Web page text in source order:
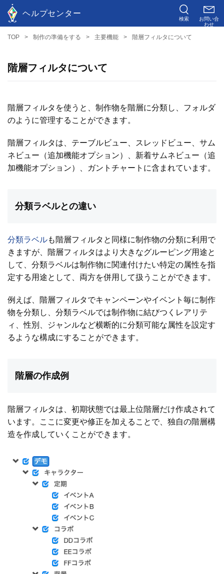
ヘルプセンター
検索
お問い合
わせ
TOP 制作の準備をする 主要機能 階層フィルタについて
階層フィルタについて
階層フィルタを使うと、制作物を階層に分類し、フォルダ
のように管理することができます。
階層フィルタは、テーブルビュー、スレッドビュー、サム
ネビュー（追加機能オプション）、新着サムネビュー（追
加機能オプション）、ガントチャートに含まれています。
分類ラベルとの違い
分類ラベルも階層フィルタと同様に制作物の分類に利用で
きますが、階層フィルタはより大きなグルーピング用途と
して、分類ラベルは制作物に関連付けたい特定の属性を指
定する用途として、両方を併用して扱うことができます。
例えば、階層フィルタでキャンペーンやイベント毎に制作
物を分類し、分類ラベルでは制作物に結びつくレアリテ
ィ、性別、ジャンルなど横断的に分類可能な属性を設定す
るような構成にすることができます。
階層の作成例
階層フィルタは、初期状態では最上位階層だけ作成されて
います。ここに変更や修正を加えることで、独自の階層構
造を作成していくことができます。